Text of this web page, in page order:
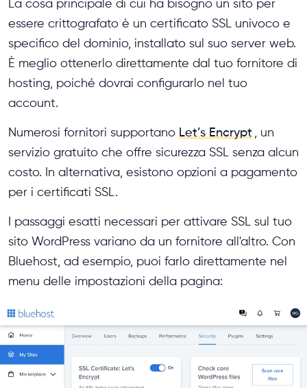
La cosa principale di cui ha bisogno un sito per
essere crittografato è un certificato SSL univoco e
specifico del dominio, installato sul suo server web.
È meglio ottenerlo direttamente dal tuo fornitore di
hosting, poiché dovrai configurarlo nel tuo
account.
Numerosi fornitori supportano Let’s Encrypt , un
servizio gratuito che offre sicurezza SSL senza alcun
costo. In alternativa, esistono opzioni a pagamento
per i certificati SSL.
I passaggi esatti necessari per attivare SSL sul tuo
sito WordPress variano da un fornitore all'altro. Con
Bluehost, ad esempio, puoi farlo direttamente nel
menu delle impostazioni della pagina: